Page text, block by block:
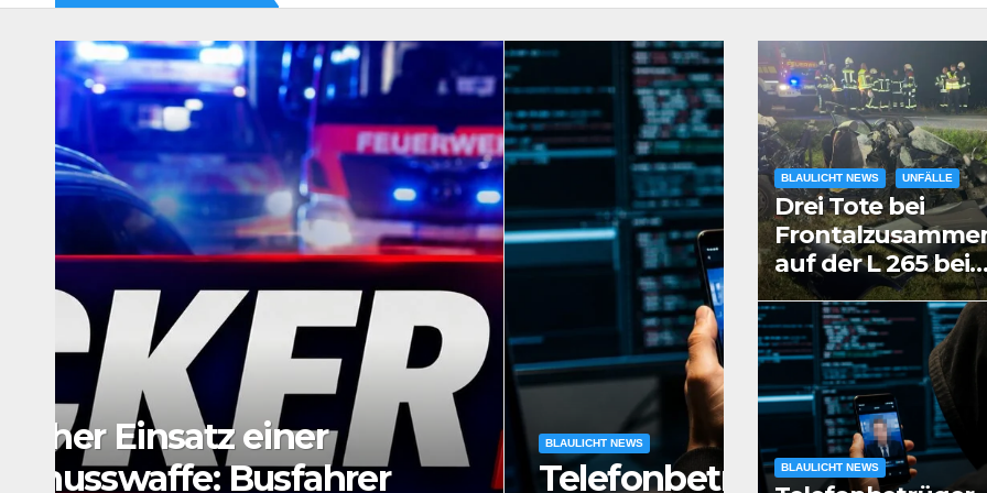
BLAULICHT NEWS
Telefonbetrüger erbeuten 80.000
BLAULICHT NEWS
Ärger über
BLAULICHT NEWS UNFÄLLE
Drei Tote bei
auf der L 265 bei
Linkenbach
BLAULICHT NEWS